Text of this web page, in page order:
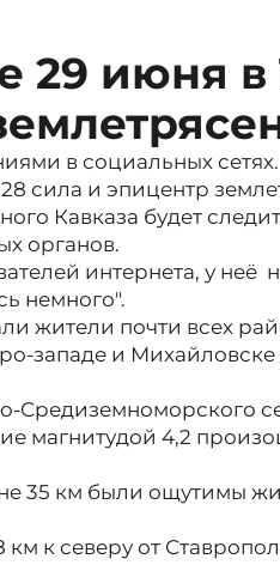
29 июня в
в социальных сетях.
сила и эпицентр
Кавказа будет
органов.
интернета, у неё
немного".
жители почти всех
западе и
Средиземноморского
магнитудой 4,2
35 км были ощутимы
к северу от